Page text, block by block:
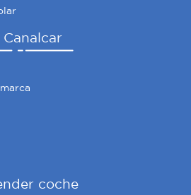
Canalcar
coche